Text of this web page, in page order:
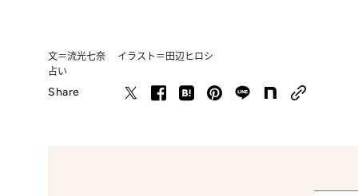
文＝流光七奈 イラスト＝田辺ヒロシ
占い
Share